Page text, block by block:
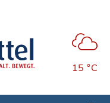
15 °C